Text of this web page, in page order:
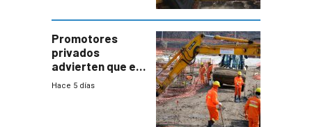
enorme
potencial
Promotores
privados
advierten que el
nuevo convenio
Hace 5 días